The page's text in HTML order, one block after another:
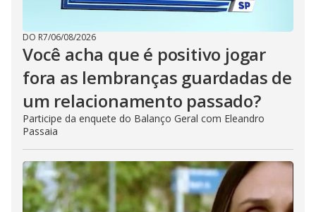
DO R7/06/08/2026
Você acha que é positivo jogar
fora as lembranças guardadas de
um relacionamento passado?
Participe da enquete do Balanço Geral com Eleandro
Passaia